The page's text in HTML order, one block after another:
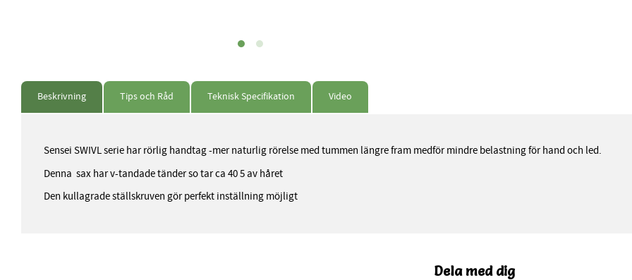
Beskrivning Tips och Råd Teknisk Specifikation Video
Sensei SWIVL serie har rörlig handtag -mer naturlig rörelse med tummen längre fram medför mindre belastning för hand och led.
Denna sax har v-tandade tänder so tar ca 40 5 av håret
Den kullagrade ställskruven gör perfekt inställning möjligt
Dela med dig